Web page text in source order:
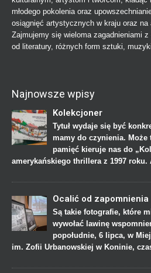
młodego pokolenia oraz
osiągnięć artystycznych w kraju oraz na
Zajmujemy się wieloma zagadnieniami
od literatury, różnych form sztuki,
Najnowsze wpisy
Kolekcjoner
Tytuł wydaje się być
mamy do czynienia.
pamięć kieruje nas do
amerykańskiego thrillera z 1997 roku.
Ocalić od zapomnienia
Są takie fotografie, które
wywołać lawinę
popołudnie, 6 lipca, w
im. Zofii Urbanowskiej w Koninie,